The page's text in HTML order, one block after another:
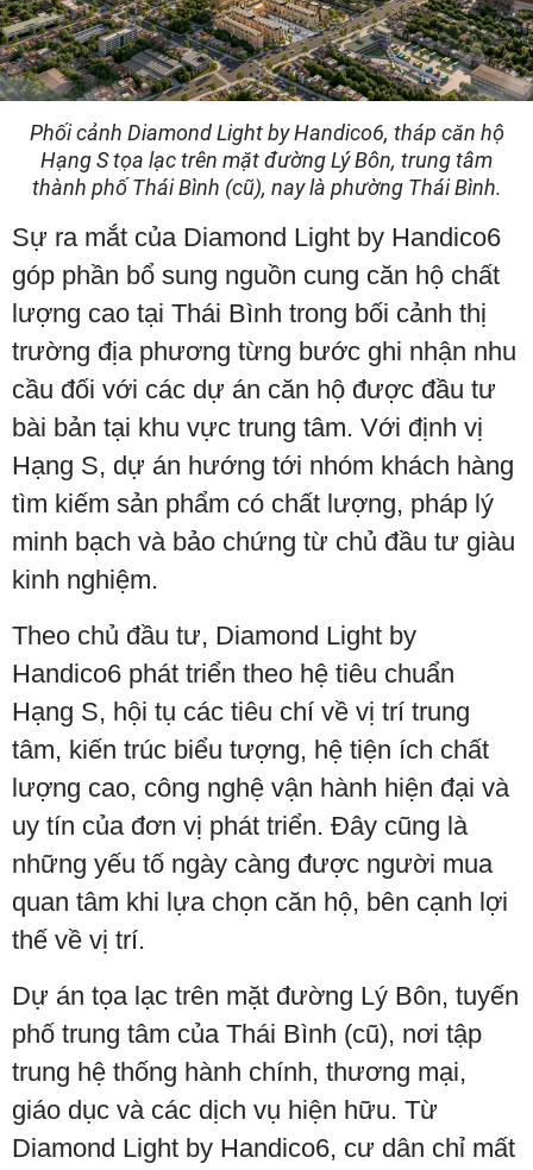
Phối cảnh Diamond Light by Handico6, tháp căn hộ
Hạng S tọa lạc trên mặt đường Lý Bôn, trung tâm
thành phố Thái Bình (cũ), nay là phường Thái Bình.
Sự ra mắt của Diamond Light by Handico6
góp phần bổ sung nguồn cung căn hộ chất
lượng cao tại Thái Bình trong bối cảnh thị
trường địa phương từng bước ghi nhận nhu
cầu đối với các dự án căn hộ được đầu tư
bài bản tại khu vực trung tâm. Với định vị
Hạng S, dự án hướng tới nhóm khách hàng
tìm kiếm sản phẩm có chất lượng, pháp lý
minh bạch và bảo chứng từ chủ đầu tư giàu
kinh nghiệm.
Theo chủ đầu tư, Diamond Light by
Handico6 phát triển theo hệ tiêu chuẩn
Hạng S, hội tụ các tiêu chí về vị trí trung
tâm, kiến trúc biểu tượng, hệ tiện ích chất
lượng cao, công nghệ vận hành hiện đại và
uy tín của đơn vị phát triển. Đây cũng là
những yếu tố ngày càng được người mua
quan tâm khi lựa chọn căn hộ, bên cạnh lợi
thế về vị trí.
Dự án tọa lạc trên mặt đường Lý Bôn, tuyến
phố trung tâm của Thái Bình (cũ), nơi tập
trung hệ thống hành chính, thương mại,
giáo dục và các dịch vụ hiện hữu. Từ
Diamond Light by Handico6, cư dân chỉ mất